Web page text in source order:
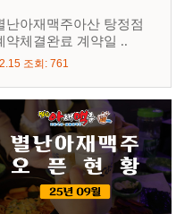
난아재맥주아산 탕정점
약체결완료 계약일 ..
조회: 761